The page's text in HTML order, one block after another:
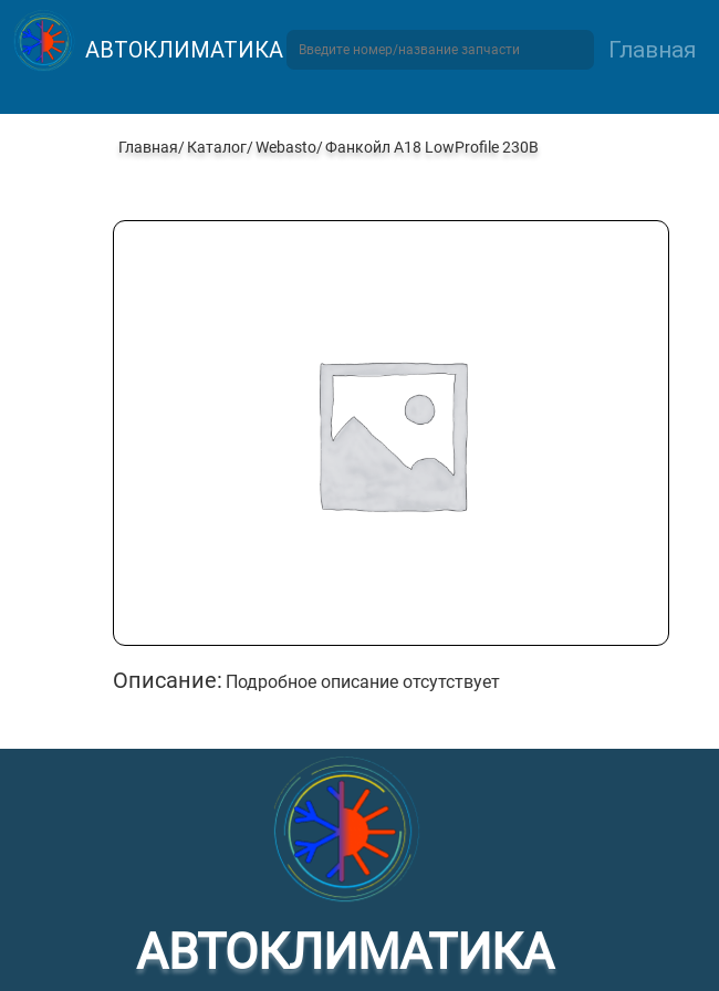
АВТОКЛИМАТИКА Главная
Главная Каталог Webasto Фанкойл А18 LowProfile 230В
Описание: Подробное описание отсутствует
АВТОКЛИМАТИКА